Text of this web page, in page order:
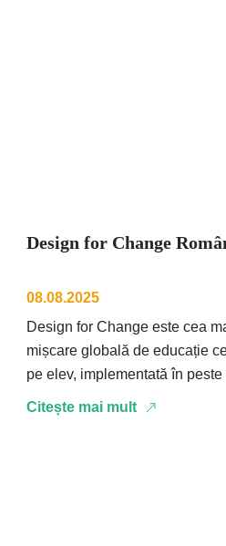
Design for Change
08.08.2025
Design for Change este cea
mișcare globală de educație
pe elev, implementată în peste
țări și validată de cercetători …
Citește mai mult